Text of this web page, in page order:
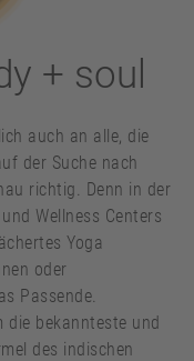
+ soul
auch an alle, die
der Suche nach
richtig. Denn in der
Wellness Centers
Yoga
oder
Passende.
die bekannteste und
des indischen